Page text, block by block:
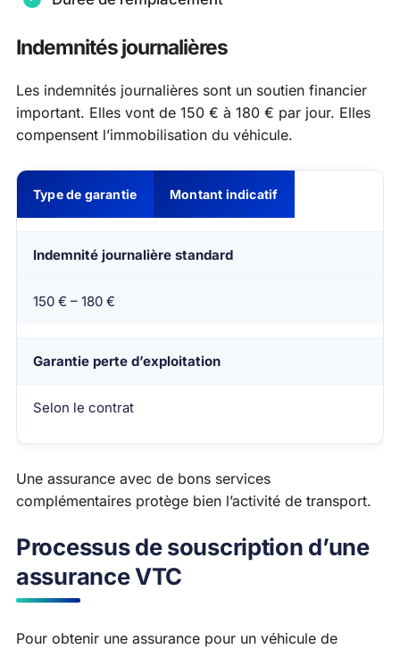
Indemnités journalières
Les indemnités journalières sont un soutien financier
important. Elles vont de 150 € à 180 € par jour. Elles
compensent l’immobilisation du véhicule.
Type de garantie Montant indicatif
Indemnité journalière standard
150 € – 180 €
Garantie perte d’exploitation
Selon le contrat
Une assurance avec de bons services
complémentaires protège bien l’activité de transport.
Processus de souscription d’une
assurance VTC
Pour obtenir une assurance pour un véhicule de